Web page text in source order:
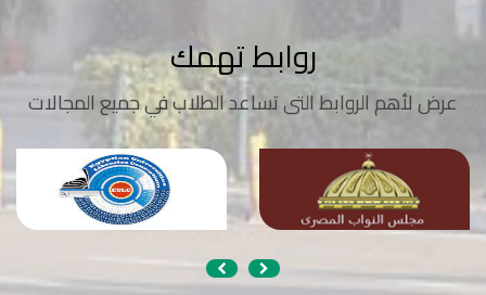
روابط تهمك
عرض لأهم الروابط التى تساعد الطلاب في جميع المجالات